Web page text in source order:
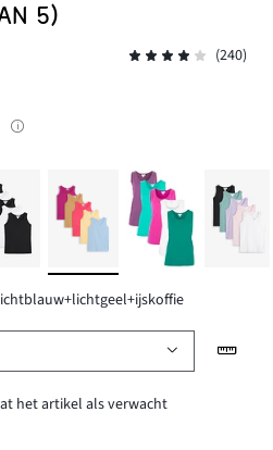
5)
(240)
het artikel als verwacht